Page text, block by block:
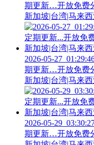
期更新…开放免费
新加坡|台湾|马来
2026-05-
期更新…开放免费
新加坡|台湾|马来
2026-05-
期更新…开放免费